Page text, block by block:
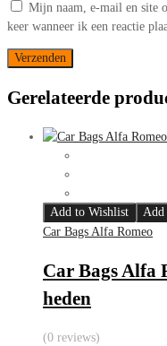
Mijn naam, e-mail en site
keer wanneer ik een reactie
Gerelateerde
Add to Wishlist
Add
Car Bags Alfa Romeo
Car Bags Alfa
heden
(0 reviews)